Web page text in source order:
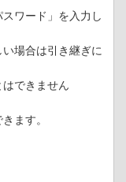
ワード」を入力し
場合は引き継ぎに
できません
ます。